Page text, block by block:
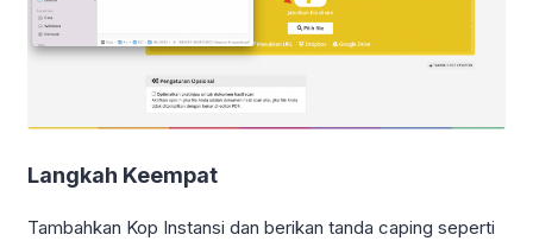
Langkah Keempat
Tambahkan Kop Instansi dan berikan tanda caping seperti